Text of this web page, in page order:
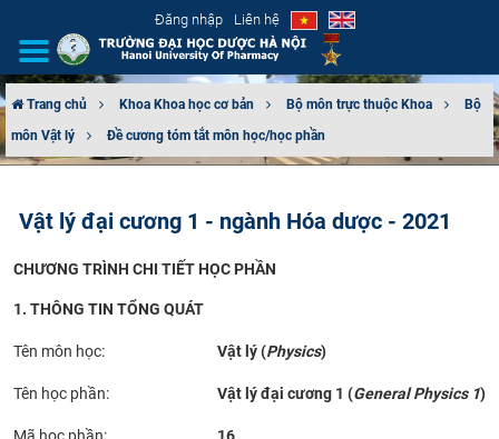
Đăng nhập Liên hệ
GIỚI THIỆU
TUYỂN SINH
ĐÀO TẠO
ĐẢM BẢO CHẤT LƯỢNG
Trang chủ Khoa Khoa học cơ bản Bộ môn trực thuộc Khoa
Bộ
môn Vật lý
Đề cương tóm tắt môn học/học phần
Vật lý đại cương 1 - ngành Hóa dược - 2021
CHƯƠNG TRÌNH CHI TIẾT HỌC PHẦN
1. THÔNG TIN TỔNG QUÁT
Tên môn học:
Tên học phần:
Mã học phần:
Vật lý (Physics)
Vật lý đại cương 1 (General Physics 1)
16